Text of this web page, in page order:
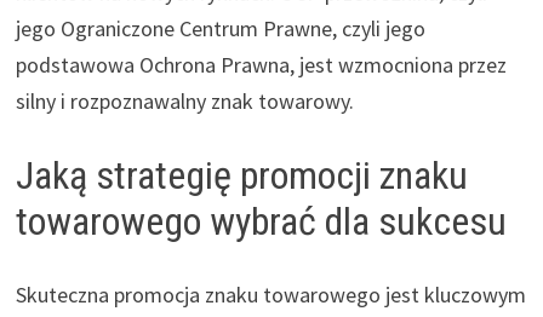
jego Ograniczone Centrum Prawne, czyli jego
podstawowa Ochrona Prawna, jest wzmocniona przez
silny i rozpoznawalny znak towarowy.
Jaką strategię promocji znaku
towarowego wybrać dla sukcesu
Skuteczna promocja znaku towarowego jest kluczowym